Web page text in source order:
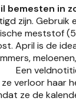
bemesten in
zijn. Gebruik
meststof
April is de
Een
verloor haar
ze de